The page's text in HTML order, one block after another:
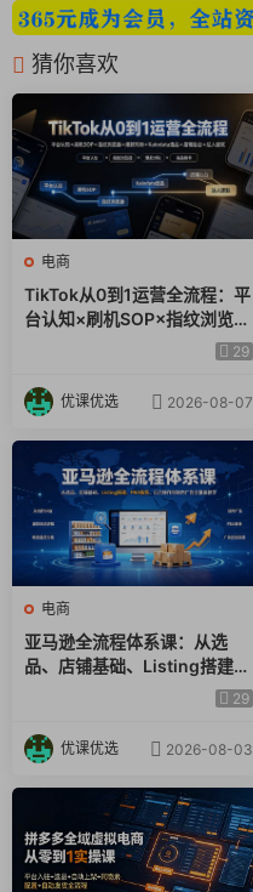
猜你喜欢
电商
TikTok从0到1运营全流程：平
台认知×刷机SOP×指纹浏览器
×爆款对标×Kalodata选品×店
29
优课优选 2026-08-07
电商
亚马逊全流程体系课：从选
品、店铺基础、Listing搭建、
FBA备货、后台操作到站内广29
优课优选 2026-08-03